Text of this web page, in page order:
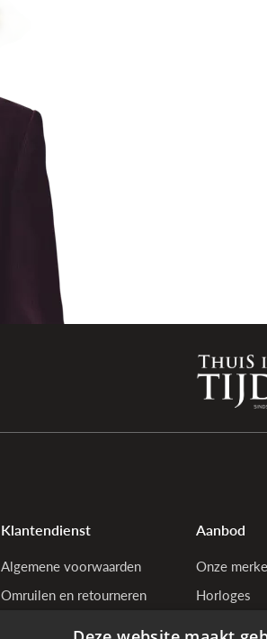
Klantendienst
Algemene voorwaarden
Omruilen en retourneren
Aanbod
Onze
Horloges